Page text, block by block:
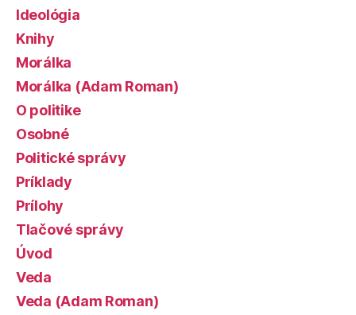
Ideológia
Knihy
Morálka
Morálka (Adam Roman)
O politike
Osobné
Politické správy
Príklady
Prílohy
Tlačové správy
Úvod
Veda
Veda (Adam Roman)